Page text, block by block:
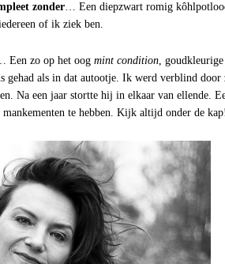
zonder… Een diepzwart romig
of ik ziek ben.
Een zo op het oog mint condition,
gehad als in dat autootje. Ik werd verblind door
Na een jaar stortte hij in elkaar van ellende.
te hebben. Kijk altijd onder de